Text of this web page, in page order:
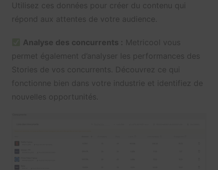
Utilisez ces données pour créer du contenu qui
répond aux attentes de votre audience.
Analyse des concurrents : Metricool vous
permet également d’analyser les performances des
Stories de vos concurrents. Découvrez ce qui
fonctionne bien dans votre industrie et identifiez de
nouvelles opportunités.